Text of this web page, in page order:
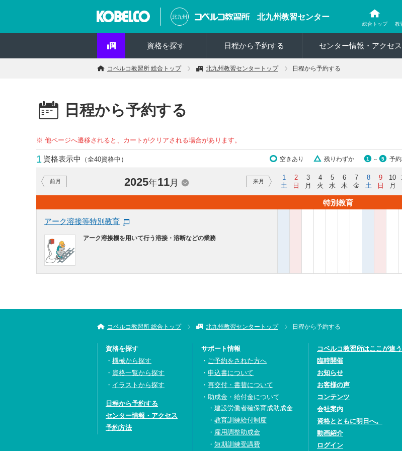
北九州 北九州教習センター
総合トップ 教
資格を探す 日程から予約する センター情報・アクセス
コベルコ教習所 総合トップ 北九州教習センタートップ 日程から予約する
日程から予約する
※ 他ページへ遷移されると、カートがクリアされる場合があります。
1 資格表示中 （全40資格中） 空きあり 残りわずか 1 ～ 5 予
前月 2025年11月 来月
1
土
2
日
3
月
4
火
5
水
6
木
7
金
8
土
9
日
10
月
特別教育
アーク溶接等特別教育
アーク溶接機を用いて行う溶接・溶断などの業務
コベルコ教習所 総合トップ 北九州教習センタートップ 日程から予約する
資格を探す
機械から探す
資格一覧から探す
イラストから探す
日程から予約する
センター情報・アクセス
予約方法
サポート情報
ご予約をされた方へ
申込書について
再交付・書替について
助成金・給付金について
建設労働者確保育成助成金
教育訓練給付制度
雇用調整助成金
短期訓練受講費
コベルコ教習所はここが違う
臨時開催
お知らせ
お客様の声
コンテンツ
会社案内
資格とともに明日へ。
動画紹介
ログイン